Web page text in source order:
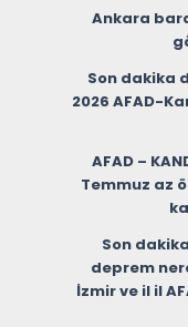
Ankara
Son dakika
2026 AFAD-
AFAD –
Temmuz az
Son
deprem
İzmir ve il il